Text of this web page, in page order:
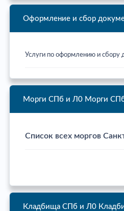
Оформление и сбор
Услуги по оформлению и сбору
Морги СПб и Л0 Морги
Список всех моргов
Кладбища СПб и Л0